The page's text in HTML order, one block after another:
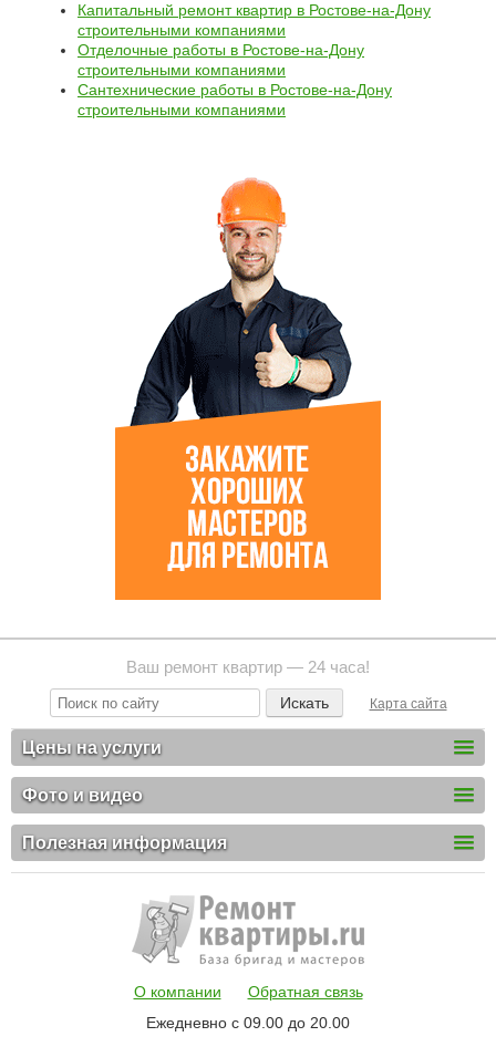
Капитальный ремонт квартир в Ростове-на-Дону
строительными компаниями
Отделочные работы в Ростове-на-Дону
строительными компаниями
Сантехнические работы в Ростове-на-Дону
строительными компаниями
Ваш ремонт квартир — 24 часа!
Карта сайта
Цены на услуги
Фото и видео
Полезная информация
О компании
Обратная связь
Ежедневно с 09.00 до 20.00